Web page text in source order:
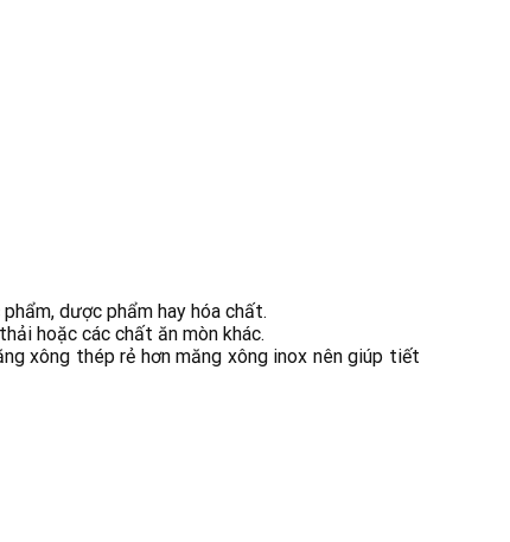
dược phẩm hay hóa chất.
hoặc các chất ăn mòn khác.
xông thép rẻ hơn măng xông inox nên giúp tiết